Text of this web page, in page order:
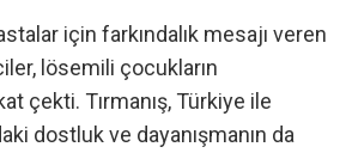
için farkındalık mesajı veren
lösemili çocukların
çekti. Tırmanış, Türkiye ile
dostluk ve dayanışmanın da